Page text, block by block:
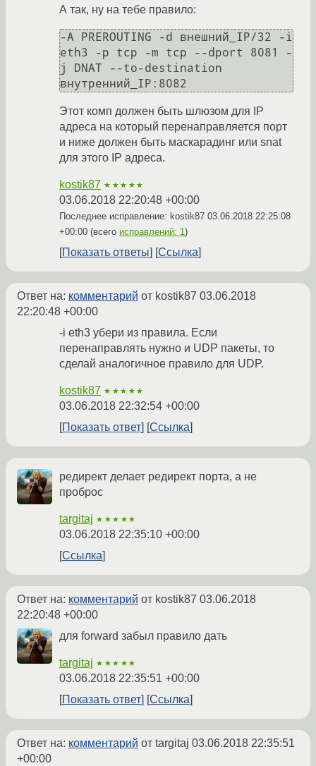
А так, ну на тебе правило:
-A PREROUTING -d внешний_IP/32 -i
eth3 -p tcp -m tcp --dport 8081 -
j DNAT --to-destination
Этот комп должен быть шлюзом для IP
адреса на который перенаправляется порт
и ниже должен быть маскарадинг или snat
для этого IP адреса.
kostik87 ★★★★★
03.06.2018 22:20:48 +00:00
Последнее исправление: kostik87 03.06.2018 22:25:08
+00:00 (всего исправлений: 1)
Показать ответы Ссылка
Ответ на: комментарий от kostik87 03.06.2018
22:20:48 +00:00
-i eth3 убери из правила. Если
перенаправлять нужно и UDP пакеты, то
сделай аналогичное правило для UDP.
kostik87 ★★★★★
03.06.2018 22:32:54 +00:00
Показать ответ
Ссылка
редирект делает редирект порта, а не
проброс
targitaj ★★★★★
03.06.2018 22:35:10 +00:00
Ссылка
Ответ на: комментарий от kostik87 03.06.2018
22:20:48 +00:00
для forward забыл правило дать
targitaj ★★★★★
03.06.2018 22:35:51 +00:00
Показать ответ
Ссылка
Ответ на: комментарий от targitaj 03.06.2018 22:35:51
+00:00